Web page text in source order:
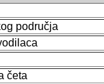
područja
četa